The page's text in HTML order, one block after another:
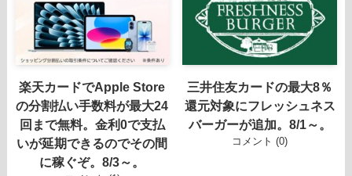
楽天カードでApple Store
の分割払い手数料が最大24
回まで無料。金利0で支払
いが延期できるのでその間
に稼ぐぞ。8/3～。
三井住友カードの最大8％
還元対象にフレッシュネス
バーガーが追加。8/1～。
コメント (0)